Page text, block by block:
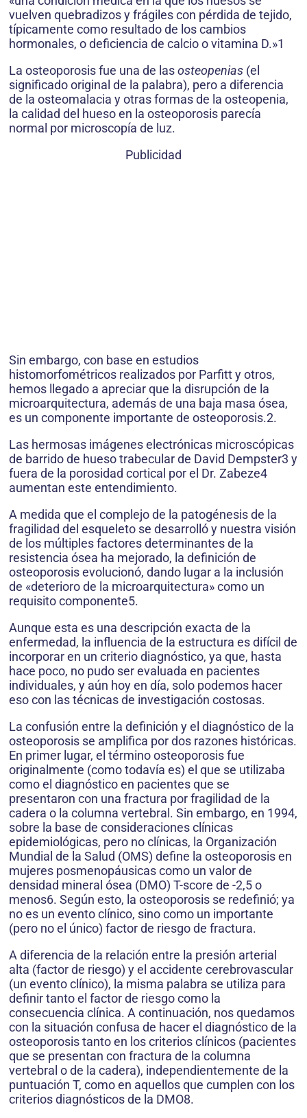
vuelven quebradizos y frágiles con pérdida de tejido,
típicamente como resultado de los cambios
hormonales, o deficiencia de calcio o vitamina D.»1
La osteoporosis fue una de lasosteopenias (el
significado original de la palabra), pero a diferencia
de la osteomalacia y otras formas de la osteopenia,
la calidad del hueso en la osteoporosis parecía
normal por microscopía de luz.
Publicidad
Sin embargo, con base en estudios
histomorfométricos realizados por Parfitt y otros,
hemos llegado a apreciar que la disrupción de la
microarquitectura, además de una baja masa ósea,
es un componente importante de osteoporosis.2.
Las hermosas imágenes electrónicas microscópicas
de barrido de hueso trabecular de David Dempster3 y
fuera de la porosidad cortical por el Dr. Zabeze4
aumentan este entendimiento.
A medida que el complejo de la patogénesis de la
fragilidad del esqueleto se desarrolló y nuestra visión
de los múltiples factores determinantes de la
resistencia ósea ha mejorado, la definición de
osteoporosis evolucionó, dando lugar a la inclusión
de «deterioro de la microarquitectura» como un
requisito componente5.
Aunque esta es una descripción exacta de la
enfermedad, la influencia de la estructura es difícil de
incorporar en un criterio diagnóstico, ya que, hasta
hace poco, no pudo ser evaluada en pacientes
individuales, y aún hoy en día, solo podemos hacer
eso con las técnicas de investigación costosas.
La confusión entre la definición y el diagnóstico de la
osteoporosis se amplifica por dos razones históricas.
En primer lugar, el término osteoporosis fue
originalmente (como todavía es) el que se utilizaba
como el diagnóstico en pacientes que se
presentaron con una fractura por fragilidad de la
cadera o la columna vertebral. Sin embargo, en 1994,
sobre la base de consideraciones clínicas
epidemiológicas, pero no clínicas, la Organización
Mundial de la Salud (OMS) define la osteoporosis en
mujeres posmenopáusicas como un valor de
densidad mineral ósea (DMO) T-score de -2,5 o
menos6. Según esto, la osteoporosis se redefinió; ya
no es un evento clínico, sino como un importante
(pero no el único) factor de riesgo de fractura.
A diferencia de la relación entre la presión arterial
alta (factor de riesgo) y el accidente cerebrovascular
(un evento clínico), la misma palabra se utiliza para
definir tanto el factor de riesgo como la
consecuencia clínica. A continuación, nos quedamos
con la situación confusa de hacer el diagnóstico de la
osteoporosis tanto en los criterios clínicos (pacientes
que se presentan con fractura de la columna
vertebral o de la cadera), independientemente de la
puntuación T, como en aquellos que cumplen con los
criterios diagnósticos de la DMO8.